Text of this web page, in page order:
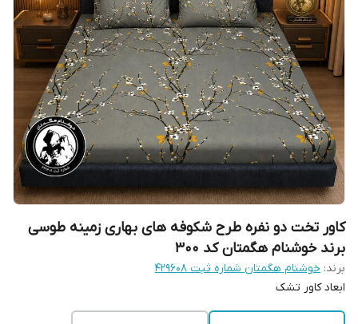
کاور تخت دو نفره طرح شکوفه های بهاری زمینه طوسی
برند خوشنام هگمتان کد 300
برند: خوشنام هگمتان شماره ثبت ۴۲۹۶۰۸
ابعاد کاور تشک